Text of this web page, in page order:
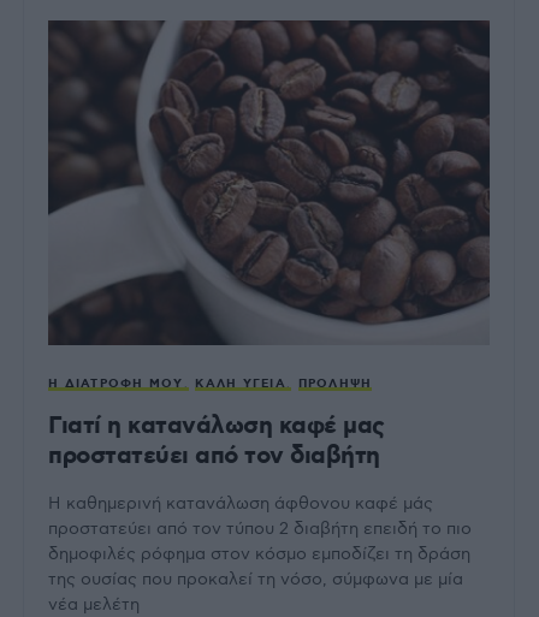
Η ΔΙΑΤΡΟΦΉ ΜΟΥ ΚΑΛΉ ΥΓΕΊΑ ΠΡΌΛΗΨΗ
Γιατί η κατανάλωση καφέ μας
προστατεύει από τον διαβήτη
Η καθημερινή κατανάλωση άφθονου καφέ μάς
προστατεύει από τον τύπου 2 διαβήτη επειδή το πιο
δημοφιλές ρόφημα στον κόσμο εμποδίζει τη δράση
της ουσίας που προκαλεί τη νόσο, σύμφωνα με μία
νέα μελέτη